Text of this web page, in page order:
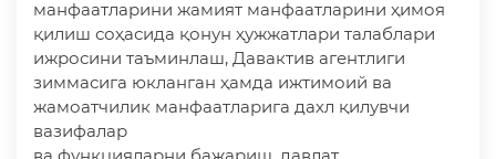
манфаатларини жамият манфаатларини ҳимоя
қилиш соҳасида қонун ҳужжатлари талаблари
ижросини таъминлаш, Давактив агентлиги
зиммасига юкланган ҳамда ижтимоий ва
жамоатчилик манфаатларига дахл қилувчи
вазифалар